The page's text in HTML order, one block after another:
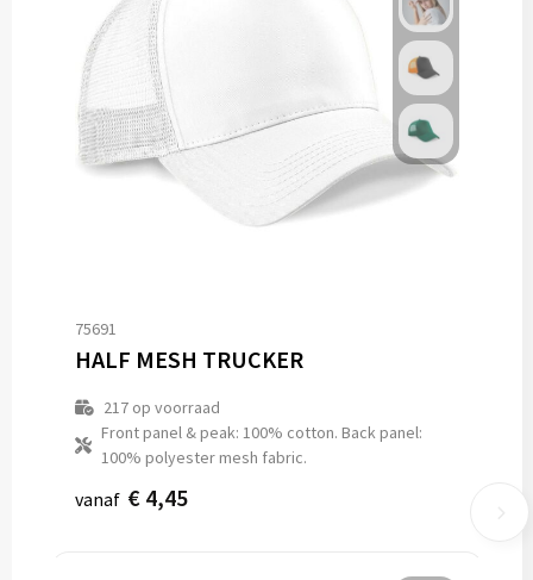
75691
HALF MESH TRUCKER
217op voorraad
Front panel & peak: 100% cotton. Back panel:
100% polyester mesh fabric.
vanaf € 4,45